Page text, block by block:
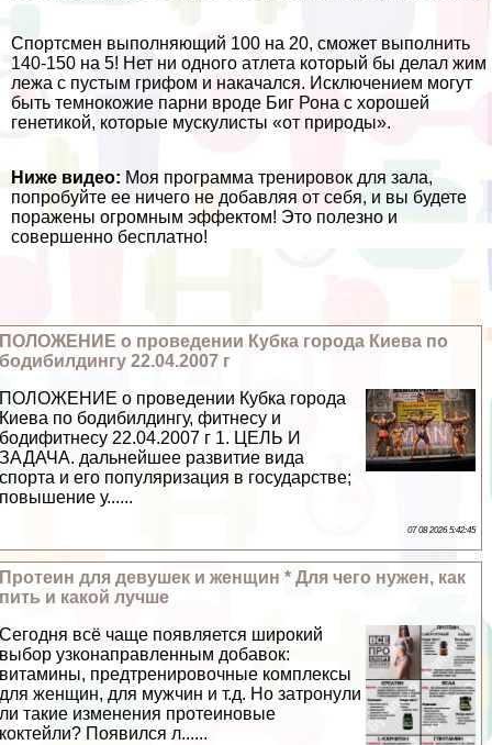
Спортсмен выполняющий 100 на 20, сможет выполнить
140-150 на 5! Нет ни одного атлета который бы делал жим
лежа с пустым грифом и накачался. Исключением могут
быть темнокожие парни вроде Биг Рона с хорошей
генетикой, которые мускулисты «от природы».
Ниже видео: Моя программа тренировок для зала,
попробуйте ее ничего не добавляя от себя, и вы будете
поражены огромным эффектом! Это полезно и
совершенно бесплатно!
ПОЛОЖЕНИЕ о проведении Кубка города Киева по
бодибилдингу 22.04.2007 г
ПОЛОЖЕНИЕ о проведении Кубка города
Киева по бодибилдингу, фитнесу и
бодифитнесу 22.04.2007 г 1. ЦЕЛЬ И
ЗАДАЧА. дальнейшее развитие вида
спорта и его популяризация в государстве;
повышение у......
07 08 2026 5:42:45
Протеин для дeвyшек и женщин * Для чего нужен, как
пить и какой лучше
Сегодня всё чаще появляется широкий
выбор узконаправленным добавок:
витамины, предтренировочные комплексы
для женщин, для мужчин и т.д. Но затронули
ли такие изменения протеиновые
коктейли? Появился л......